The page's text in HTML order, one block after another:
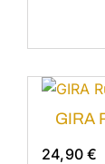
GIRA
24,90€